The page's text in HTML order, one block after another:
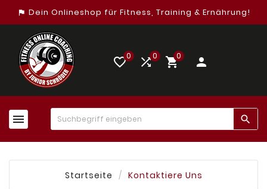
assistant_photo Dein Onlineshop für Fitness, Training & Ernährung!
favorite_border0 0 0 person
 
Startseite Kontaktiere Uns